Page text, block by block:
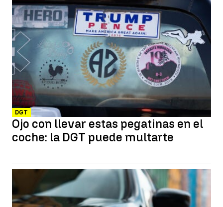
DGT
Ojo con llevar estas pegatinas en el
coche: la DGT puede multarte